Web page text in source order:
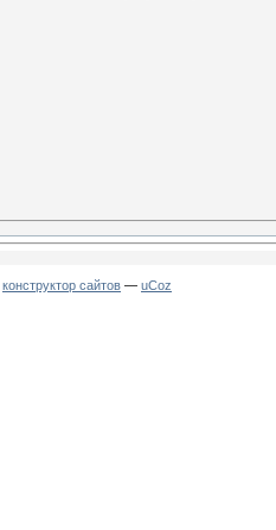
конструктор сайтов — uCoz